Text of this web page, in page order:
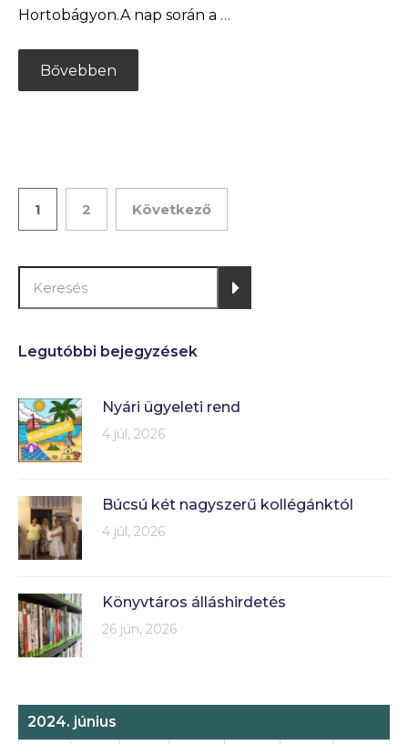
Hortobágyon.A nap során a …
Bővebben
1 2 Következő
Legutóbbi bejegyzések
Nyári ügyeleti rend
4 júl, 2026
Búcsú két nagyszerű kollégánktól
4 júl, 2026
Könyvtáros álláshirdetés
26 jún, 2026
2024. június